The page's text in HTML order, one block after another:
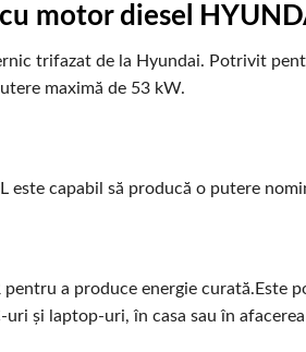
motor diesel
trifazat de la Hyundai. Potrivit
maximă de 53 kW.
capabil să producă o putere
a produce energie curată.Este
și laptop-uri, în casa sau în